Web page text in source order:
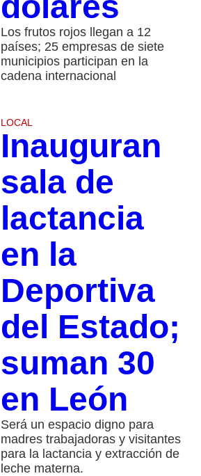
Los frutos rojos llegan a 12
países; 25 empresas de siete
municipios participan en la
cadena internacional
LOCAL
Inauguran
sala de
lactancia
en la
Deportiva
del Estado;
suman 30
en León
Será un espacio digno para
madres trabajadoras y visitantes
para la lactancia y extracción de
leche materna.